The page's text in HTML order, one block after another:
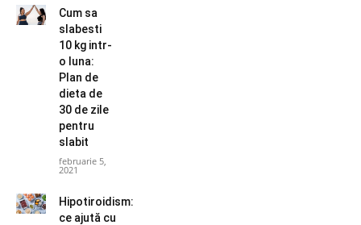
Cum sa
slabesti
10 kg intr-
o luna:
Plan de
dieta de
30 de zile
pentru
slabit
februarie 5,
2021
Hipotiroidism:
ce ajută cu